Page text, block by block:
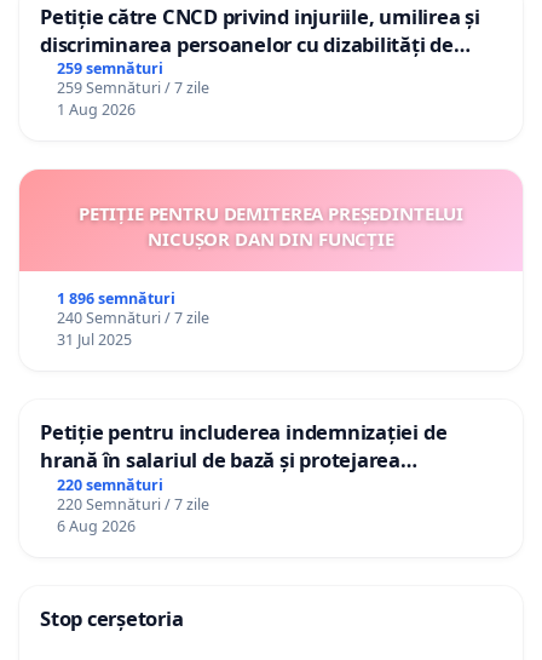
Petiție către CNCD privind injuriile, umilirea și
discriminarea persoanelor cu dizabilități de
către utilizatorul TikTok „Gorici”
259 semnături
259 Semnături / 7 zile
1 Aug 2026
PETIȚIE PENTRU DEMITEREA PREȘEDINTELUI
NICUȘOR DAN DIN FUNCȚIE
1 896 semnături
240 Semnături / 7 zile
31 Jul 2025
Petiție pentru includerea indemnizației de
hrană în salariul de bază și protejarea
gradațiilor de vechime pentru asistenții
personali
220 semnături
220 Semnături / 7 zile
6 Aug 2026
Stop cerșetoria